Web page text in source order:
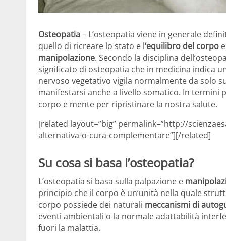
Osteopatia– L’osteopatia viene in generale
quello di ricreare lo stato e l‘equilibro del corpo
manipolazione. Secondo la disciplina
significato di osteopatia che in medicina indica
nervoso vegetativo vigila normalmente da solo
manifestarsi anche a livello somatico. In termini
corpo e mente per ripristinare la nostra salute.
[related layout=”big” permalink=”http://
alternativa-o-cura-complementare”][/related]
Su cosa si basa l’osteopatia?
L’osteopatia si basa sulla palpazione e
principio che il corpo è un’unità nella quale
corpo possiede dei naturali meccanismi di
eventi ambientali o la normale adattabilità
fuori la malattia.